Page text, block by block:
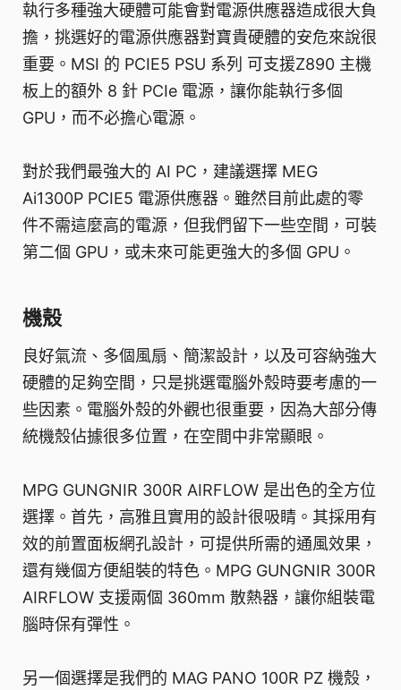
執行多種強大硬體可能會對電源供應器造成很大負
擔，挑選好的電源供應器對寶貴硬體的安危來說很
重要。MSI 的 PCIE5 PSU 系列 可支援Z890 主機
板上的額外 8 針 PCIe 電源，讓你能執行多個
GPU，而不必擔心電源。
對於我們最強大的 AI PC，建議選擇 MEG
Ai1300P PCIE5 電源供應器。雖然目前此處的零
件不需這麼高的電源，但我們留下一些空間，可裝
第二個 GPU，或未來可能更強大的多個 GPU。
機殼
良好氣流、多個風扇、簡潔設計，以及可容納強大
硬體的足夠空間，只是挑選電腦外殼時要考慮的一
些因素。電腦外殼的外觀也很重要，因為大部分傳
統機殼佔據很多位置，在空間中非常顯眼。
MPG GUNGNIR 300R AIRFLOW 是出色的全方位
選擇。首先，高雅且實用的設計很吸睛。其採用有
效的前置面板網孔設計，可提供所需的通風效果，
還有幾個方便組裝的特色。MPG GUNGNIR 300R
AIRFLOW 支援兩個 360mm 散熱器，讓你組裝電
腦時保有彈性。
另一個選擇是我們的 MAG PANO 100R PZ 機殼，